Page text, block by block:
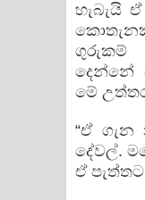
හැබැයි
ගුරුකම්
දෙන්නේ
මේ
“ඒ ගැන
දේවල්.
ඒ